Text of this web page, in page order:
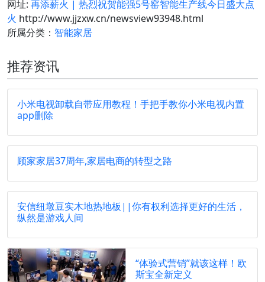
网址: 再添薪火 | 热烈祝贺能强5号窑智能生产线今日盛大点
火 http://www.jjzxw.cn/newsview93948.html
所属分类： 智能家居
推荐资讯
小米电视卸载自带应用教程！手把手教你小米电视内置
app删除
顾家家居37周年,家居电商的转型之路
安信纽墩豆实木地热地板||你有权利选择更好的生活，
纵然是游戏人间
“体验式营销”就该这样！欧
斯宝全新定义